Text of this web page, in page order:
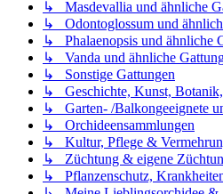
↳ Masdevallia und ähnliche
↳ Odontoglossum und
↳ Phalaenopsis und ähnliche
↳ Vanda und ähnliche
↳ Sonstige Gattungen
↳ Geschichte, Kunst,
↳ Garten- /Balkongeeignete
↳ Orchideensammlungen
↳ Kultur, Pflege &
↳ Züchtung & eigene
↳ Pflanzenschutz,